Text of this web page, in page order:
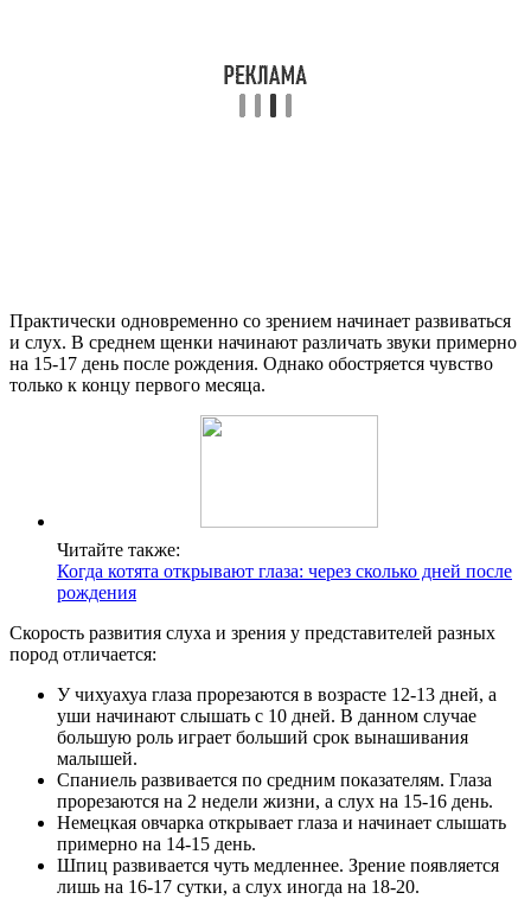
Практически одновременно со зрением начинает развиваться
и слух. В среднем щенки начинают различать звуки примерно
на 15-17 день после рождения. Однако обостряется чувство
только к концу первого месяца.
Читайте также:
Когда котята открывают глаза: через сколько дней после
рождения
Скорость развития слуха и зрения у представителей разных
пород отличается:
У чихуахуа глаза прорезаются в возрасте 12-13 дней, а
уши начинают слышать с 10 дней. В данном случае
большую роль играет больший срок вынашивания
малышей.
Спаниель развивается по средним показателям. Глаза
прорезаются на 2 недели жизни, а слух на 15-16 день.
Немецкая овчарка открывает глаза и начинает слышать
примерно на 14-15 день.
Шпиц развивается чуть медленнее. Зрение появляется
лишь на 16-17 сутки, а слух иногда на 18-20.